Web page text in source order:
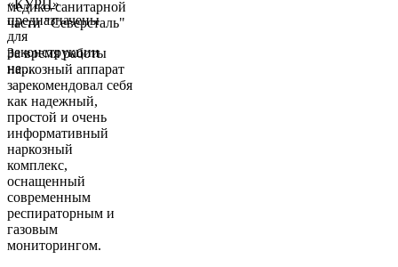
«КУРЦ»
предназначены
для
реконструкции
не...
медико-санитарной
части "Северсталь"
За время работы
наркозный аппарат
зарекомендовал себя
как надежный,
простой и очень
информативный
наркозный
комплекс,
оснащенный
современным
респираторным и
газовым
мониторингом.